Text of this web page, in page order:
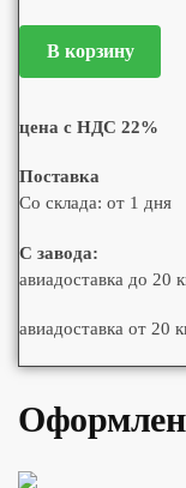
В корзину
цена с НДС 22%
Поставка
Со склада: от 1 дня
С завода:
авиадоставка до 20
авиадоставка от 20